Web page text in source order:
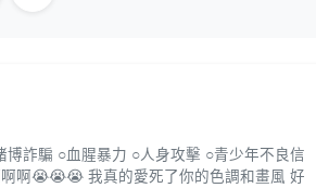
詐騙 ○血腥暴力 ○人身攻擊 ○青少年不良信
啊😭😭😭 我真的愛死了你的色調和畫風 好